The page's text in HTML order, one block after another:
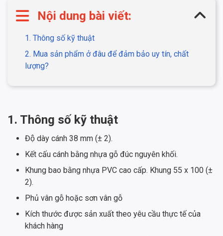
Nội dung bài viết:
1. Thông số kỹ thuật
2. Mua sản phẩm ở đâu để đảm bảo uy tín, chất
lượng?
1. Thông số kỹ thuật
Độ dày cánh 38 mm (± 2).
Kết cấu cánh bằng nhựa gỗ đúc nguyên khối.
Khung bao bằng nhựa PVC cao cấp. Khung 55 x 100 (±
2).
Phủ vân gỗ hoặc sơn vân gỗ
Kích thước được sản xuất theo yêu cầu thực tế của
khách hàng